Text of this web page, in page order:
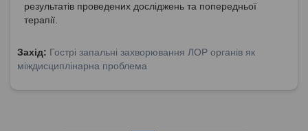
результатів проведених досліджень та попередньої
терапії.
Захід: Гострі запальні захворювання ЛОР органів як
міждисциплінарна проблема